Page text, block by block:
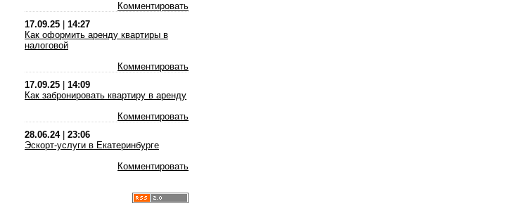
Комментировать
17.09.25
14:27
Как оформить аренду квартиры в
налоговой
Комментировать
17.09.25
14:09
Как забронировать квартиру в аренду
Комментировать
28.06.24| 23:06
Эскорт-услуги в Екатеринбурге
Комментировать